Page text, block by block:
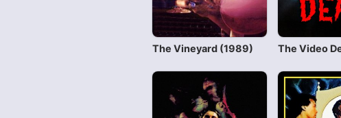
The Vineyard (1989) The Video